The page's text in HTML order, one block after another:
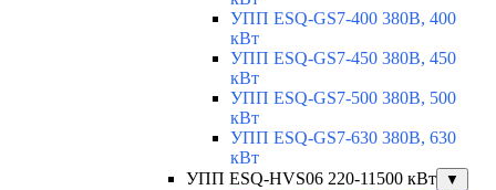
УПП ESQ-GS7-400 380В, 400
кВт
УПП ESQ-GS7-450 380В, 450
кВт
УПП ESQ-GS7-500 380В, 500
кВт
УПП ESQ-GS7-630 380В, 630
кВт
УПП ESQ-HVS06 220-11500 кВт
▼